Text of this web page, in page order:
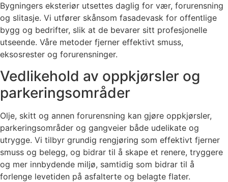
Bygningers eksteriør utsettes daglig for vær, forurensning
og slitasje. Vi utfører skånsom fasadevask for offentlige
bygg og bedrifter, slik at de bevarer sitt profesjonelle
utseende. Våre metoder fjerner effektivt smuss,
eksosrester og forurensninger.
Vedlikehold av oppkjørsler og
parkeringsområder
Olje, skitt og annen forurensning kan gjøre oppkjørsler,
parkeringsområder og gangveier både udelikate og
utrygge. Vi tilbyr grundig rengjøring som effektivt fjerner
smuss og belegg, og bidrar til å skape et renere, tryggere
og mer innbydende miljø, samtidig som bidrar til å
forlenge levetiden på asfalterte og belagte flater.